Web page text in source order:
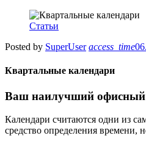
Статьи
Posted by SuperUser access_time
Квартальные календари
Ваш наилучший
Календари считаются одни из
средство определения